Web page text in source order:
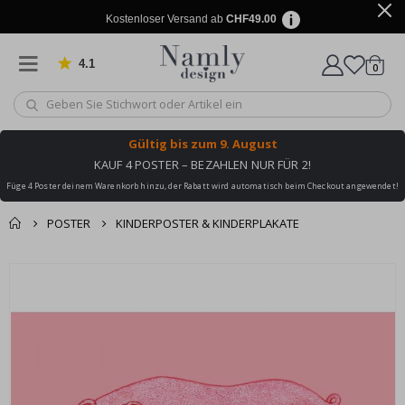
Kostenloser Versand ab CHF49.00
4.1 von 1032 Bewertungen
Wagen
0
Gültig bis zum 9. August
KAUF 4 POSTER – BEZAHLEN NUR FÜR 2!
Füge 4 Poster deinem Warenkorb hinzu, der Rabatt wird automatisch beim Checkout angewendet!
POSTER KINDERPOSTER & KINDERPLAKATE
der